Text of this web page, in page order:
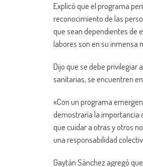
Explicó que el programa
reconocimiento de las
que sean dependientes de
labores son en su inmensa
Dijo que se debe privilegiar
sanitarias, se encuentren
«Con un programa
demostraría la importancia
que cuidar a otras y otros
una responsabilidad
Gaytán Sánchez agregó